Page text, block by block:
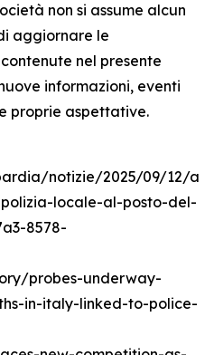
non si assume alcun
aggiornare le
nel presente
informazioni, eventi
proprie aspettative.
notizie/2025/09/12/a-
locale-al-posto-del-
8578-
probes-underway-
in-italy-linked-to-police-